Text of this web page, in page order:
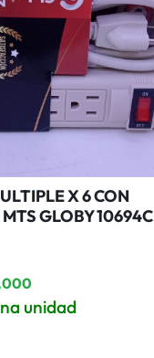
X 6 CON
GLOBY 10694C
unidad